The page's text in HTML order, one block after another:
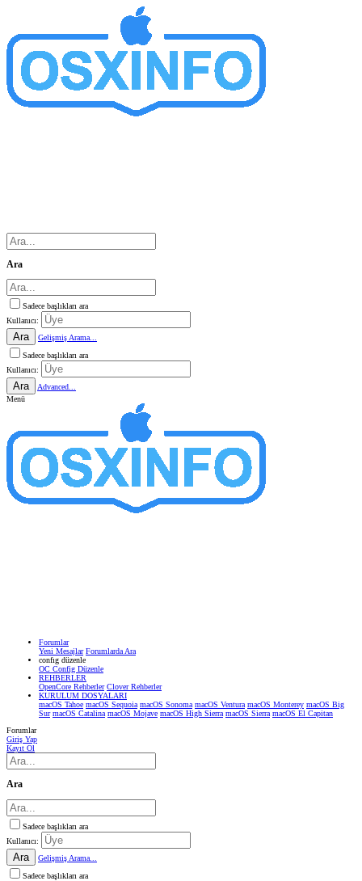
Ara
Sadece başlıkları ara
Kullanıcı:
Ara
Gelişmiş Arama...
Sadece başlıkları ara
Kullanıcı:
Ara
Advanced...
Menü
Forumlar
Yeni Mesajlar Forumlarda Ara
confıg düzenle
OC Config Düzenle
REHBERLER
OpenCore Rehberler Clover Rehberler
KURULUM DOSYALARI
macOS Tahoe macOS Sequoia macOS Sonoma macOS Ventura macOS Monterey macOS Big
Sur macOS Catalina macOS Mojave macOS High Sierra macOS Sierra macOS El Capitan
Forumlar
Giriş Yap
Kayıt Ol
Ara
Sadece başlıkları ara
Kullanıcı:
Ara
Gelişmiş Arama...
Sadece başlıkları ara